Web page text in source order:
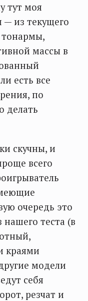
тут моя
— из текущего
тонармы,
массы в
есть все
по
делать
скучны, и
всего
очередь это
теста (в
краями
модели
себя
резчат и